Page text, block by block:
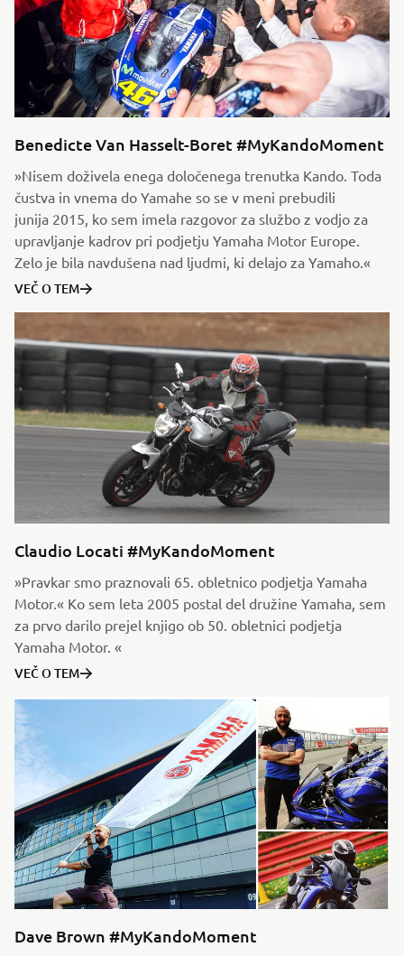
Benedicte Van Hasselt-Boret #MyKandoMoment
»Nisem doživela enega določenega trenutka Kando. Toda
čustva in vnema do Yamahe so se v meni prebudili
junija 2015, ko sem imela razgovor za službo z vodjo za
upravljanje kadrov pri podjetju Yamaha Motor Europe.
Zelo je bila navdušena nad ljudmi, ki delajo za Yamaho.«
VEČ O TEM
Claudio Locati #MyKandoMoment
»Pravkar smo praznovali 65. obletnico podjetja Yamaha
Motor.« Ko sem leta 2005 postal del družine Yamaha, sem
za prvo darilo prejel knjigo ob 50. obletnici podjetja
Yamaha Motor. «
VEČ O TEM
Dave Brown #MyKandoMoment